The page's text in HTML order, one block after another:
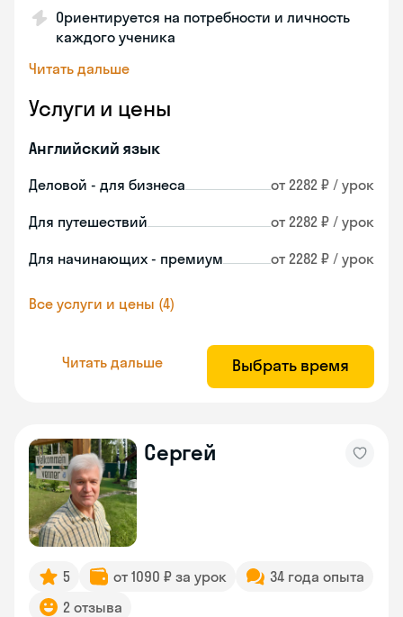
Ориентируется на потребности и личность
каждого ученика
Читать дальше
Услуги и цены
Английский язык
Деловой - для бизнеса от 2282 ₽ / урок
Для путешествий от 2282 ₽ / урок
Для начинающих - премиум от 2282 ₽ / урок
Все услуги и цены (4)
Читать дальше Выбрать время
Сергей
5 от 1090 ₽ за урок
34 года опыта
2 отзыва